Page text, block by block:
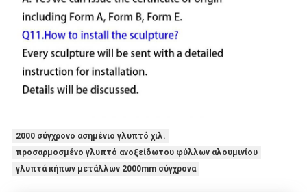
2000 σύγχρονο ασημένιο γλυπτό χιλ.
προσαρμοσμένο γλυπτό ανοξείδωτου φύλλων αλουμινίου
γλυπτά κήπων μετάλλων 2000mm σύγχρονα